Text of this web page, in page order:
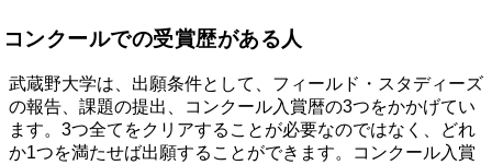
コンクールでの受賞歴がある人
武蔵野大学は、出願条件として、フィールド・スタディーズ
の報告、課題の提出、コンクール入賞暦の3つをかかげてい
ます。3つ全てをクリアすることが必要なのではなく、どれ
か1つを満たせば出願することができます。コンクール入賞